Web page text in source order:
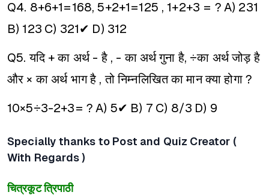
Q4. 8+6+1=168, 5+2+1=125 , 1+2+3 = ? A) 231
B) 123 C) 321✔ D) 312
Q5. यदि + का अर्थ - है , - का अर्थ गुना है, ÷का अर्थ जोड़ है
और × का अर्थ भाग है , तो निम्नलिखित का मान क्या होगा ?
10×5÷3-2+3= ? A) 5✔ B) 7 C) 8/3 D) 9
Specially thanks to Post and Quiz Creator (
With Regards )
चित्रकूट त्रिपाठी